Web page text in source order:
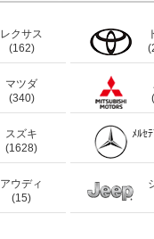
レクサス
(162)
マツダ
(340)
スズキ
(1628)
ﾒﾙｾ
アウディ
(15)